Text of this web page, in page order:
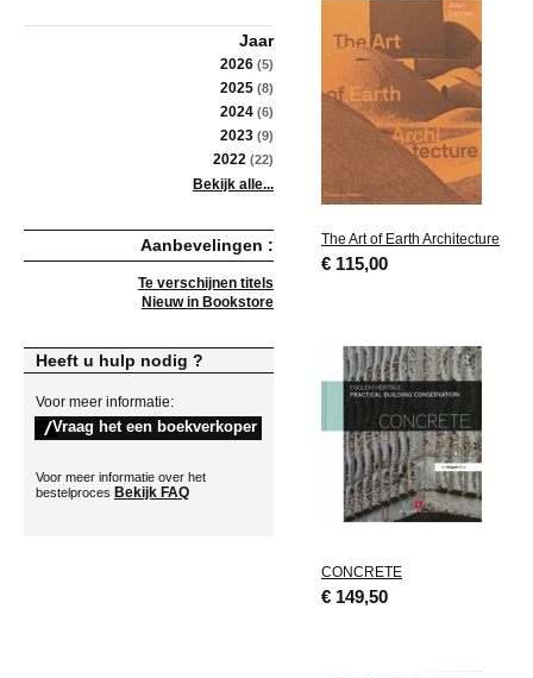
Jaar
2026 (5)
2025 (8)
2024 (6)
2023 (9)
2022 (22)
Bekijk alle...
Aanbevelingen :
Te verschijnen titels
Nieuw in Bookstore
Heeft u hulp nodig ?
Voor meer informatie:
Voor meer informatie over het
bestelproces Bekijk FAQ
The Art of Earth Architecture
€ 115,00
CONCRETE
€ 149,50